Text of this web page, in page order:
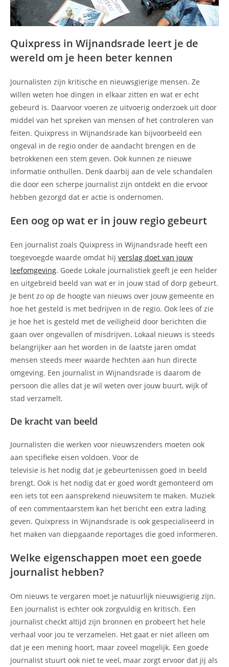
Quixpress in Wijnandsrade leert je de
wereld om je heen beter kennen
Journalisten zijn kritische en nieuwsgierige mensen. Ze
willen weten hoe dingen in elkaar zitten en wat er echt
gebeurd is. Daarvoor voeren ze uitvoerig onderzoek uit door
middel van het spreken van mensen of het controleren van
feiten. Quixpress in Wijnandsrade kan bijvoorbeeld een
ongeval in de regio onder de aandacht brengen en de
betrokkenen een stem geven. Ook kunnen ze nieuwe
informatie onthullen. Denk daarbij aan de vele schandalen
die door een scherpe journalist zijn ontdekt en die ervoor
hebben gezorgd dat er actie is ondernomen.
Een oog op wat er in jouw regio gebeurt
Een journalist zoals Quixpress in Wijnandsrade heeft een
toegevoegde waarde omdat hij verslag doet van jouw
leefomgeving. Goede Lokale journalistiek geeft je een helder
en uitgebreid beeld van wat er in jouw stad of dorp gebeurt.
Je bent zo op de hoogte van nieuws over jouw gemeente en
hoe het gesteld is met bedrijven in de regio. Ook lees of zie
je hoe het is gesteld met de veiligheid door berichten die
gaan over ongevallen of misdrijven. Lokaal nieuws is steeds
belangrijker aan het worden in de laatste jaren omdat
mensen steeds meer waarde hechten aan hun directe
omgeving. Een journalist in Wijnandsrade is daarom de
persoon die alles dat je wil weten over jouw buurt, wijk of
stad verzamelt.
De kracht van beeld
Journalisten die werken voor nieuwszenders moeten ook
aan specifieke eisen voldoen. Voor de
televisie is het nodig dat je gebeurtenissen goed in beeld
brengt. Ook is het nodig dat er goed wordt gemonteerd om
een iets tot een aansprekend nieuwsitem te maken. Muziek
of een commentaarstem kan het bericht een extra lading
geven. Quixpress in Wijnandsrade is ook gespecialiseerd in
het maken van diepgaande reportages die goed informeren.
Welke eigenschappen moet een goede
journalist hebben?
Om nieuws te vergaren moet je natuurlijk nieuwsgierig zijn.
Een journalist is echter ook zorgvuldig en kritisch. Een
journalist checkt altijd zijn bronnen en probeert het hele
verhaal voor jou te verzamelen. Het gaat er niet alleen om
dat je een mening hoort, maar zoveel mogelijk. Een goede
journalist stuurt ook niet te veel, maar zorgt ervoor dat jij als